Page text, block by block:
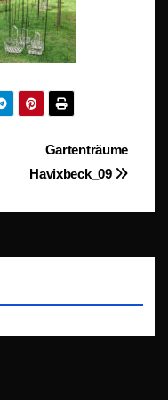
Gartenträume
Havixbeck_09